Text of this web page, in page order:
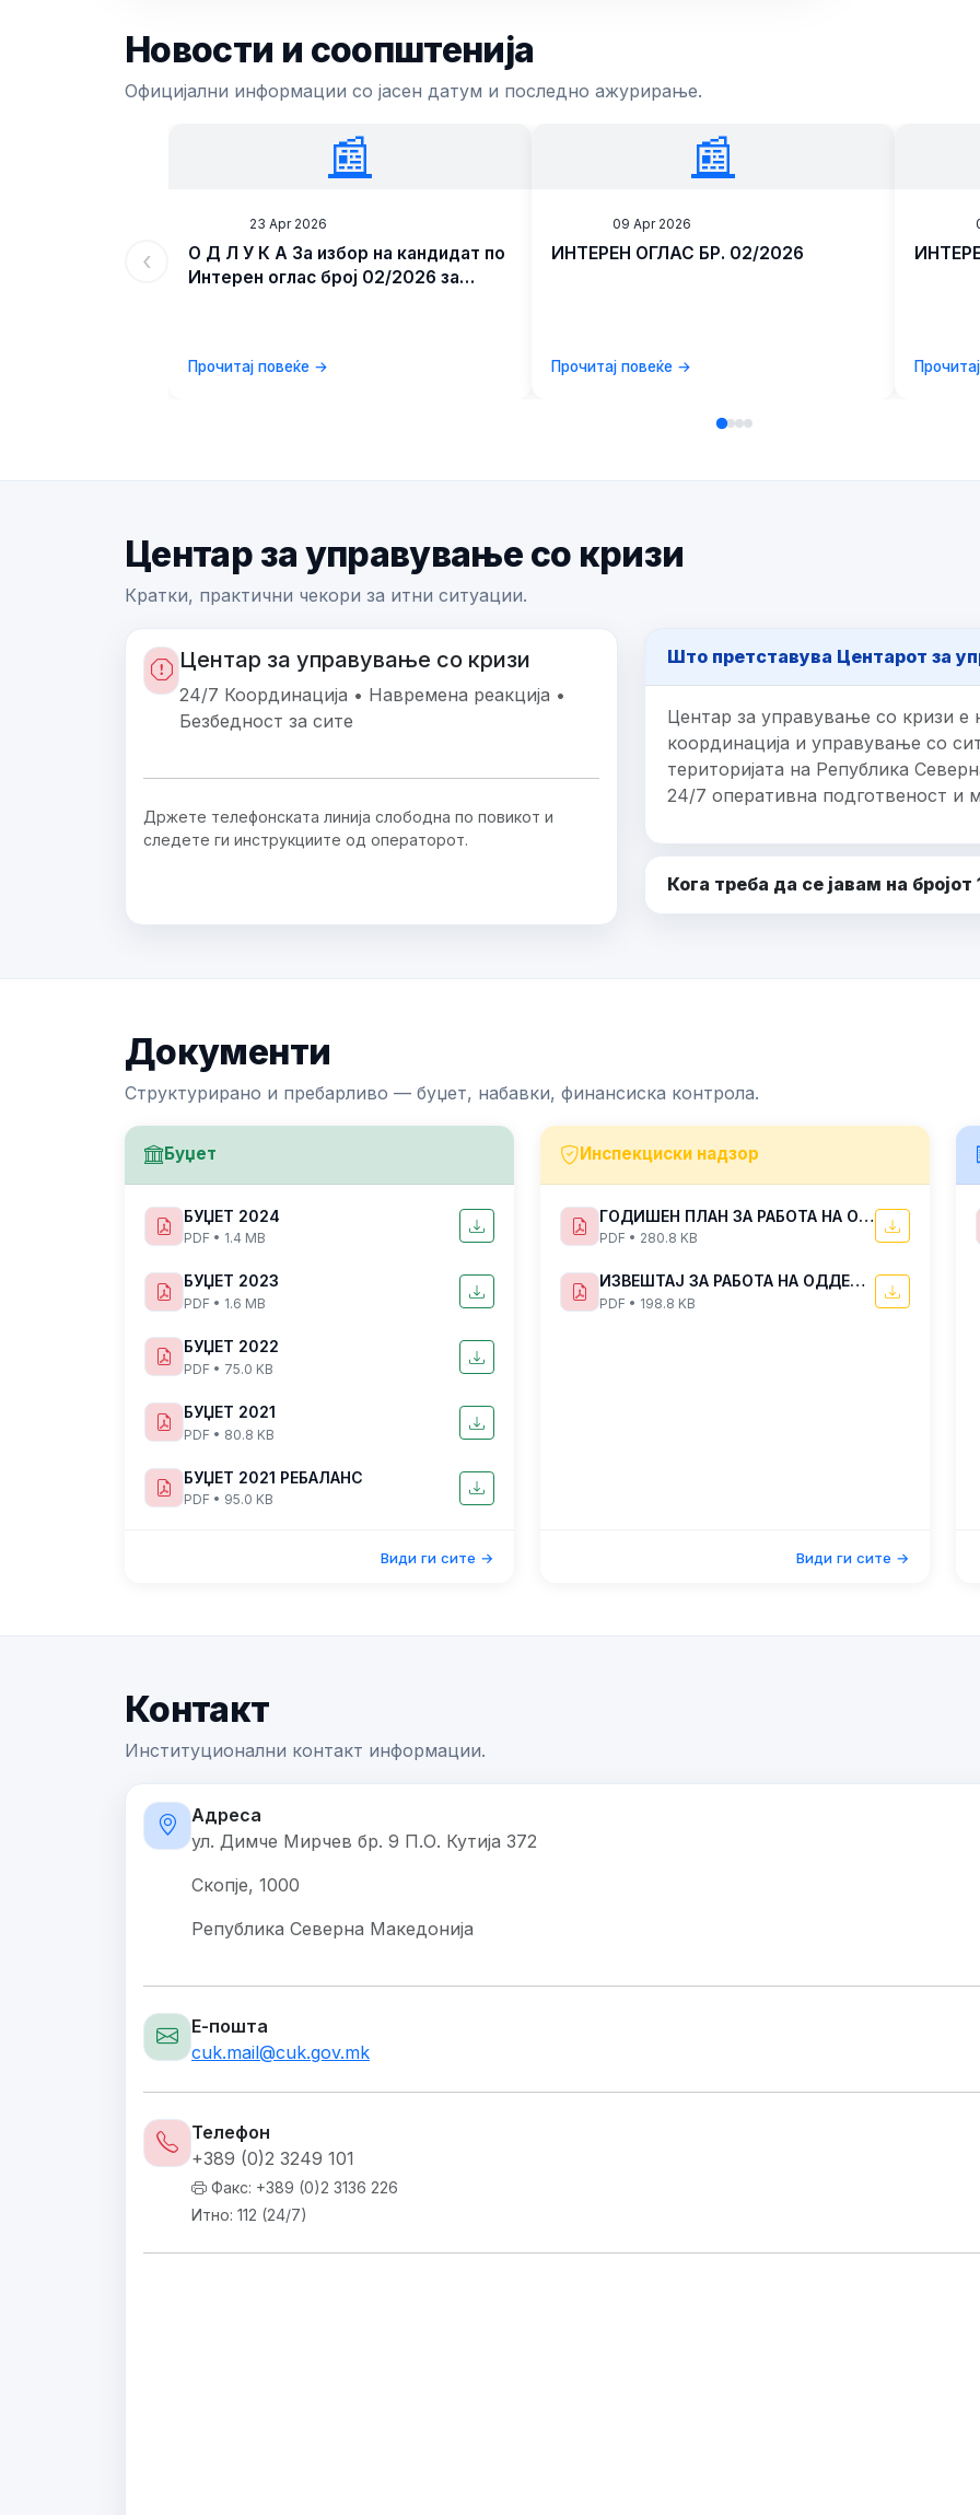
Новости и соопштенија
Официјални информации со јасен датум и последно ажурирање.
‹
📰
23 Apr 2026
О Д Л У К А За избор на кандидат по
Интерен оглас број 02/2026 за
Прочитај повеќе →
📰
09 Apr 2026
ИНТЕРЕН ОГЛАС БР. 02/2026
Прочитај повеќе →
Центар за управување со кризи
Кратки, практични чекори за итни ситуации.
Центар за управување со кризи
24/7 Координација • Навремена реакција •
Безбедност за сите
Држете телефонската линија слободна по повикот и
следете ги инструкциите од операторот.
Што претставува Центарот за
Центар за управување со кризи е
координација и управување со
територијата на Република
24/7 оперативна подготвеност и
Кога треба да се јавам на бројот
Документи
Структурирано и пребарливо — буџет, набавки, финансиска контрола.
Буџет
БУЏЕТ 2024
PDF • 1.4 MB
БУЏЕТ 2023
PDF • 1.6 MB
БУЏЕТ 2022
PDF • 75.0 KB
БУЏЕТ 2021
PDF • 80.8 KB
БУЏЕТ 2021 РЕБАЛАНС
PDF • 95.0 KB
Види ги сите →
Инспекциски надзор
ГОДИШЕН ПЛАН ЗА РАБОТА НА ОДДЕЛЕНИЕТО ЗА ИНСПЕКЦИСКИ НАДЗОР ВО ЦЕНТАРОТ ЗА УПРАВУВАЊЕ СО КРИЗИ ЗА 2025 ГОДИНА
PDF • 280.8 KB
ИЗВЕШТАЈ ЗА РАБОТА НА ОДДЕЛЕНИЕТО ЗА ИНСПЕКЦИСКИ НАДЗОР ВО ЦЕНТАРОТ ЗА УПРАВУВАЊЕ СО КРИЗИ ЗА ПЕРИОДОТ ЈУЛИ-ДЕКЕМВРИ 2022 ГОДИНА
PDF • 198.8 KB
Види ги сите →
Контакт
Институционални контакт информации.
Адреса
ул. Димче Мирчев бр. 9 П.О. Кутија 372
Скопје, 1000
Република Северна Македонија
Е-пошта
cuk.mail@cuk.gov.mk
Телефон
+389 (0)2 3249 101
Факс: +389 (0)2 3136 226
Итно: 112 (24/7)